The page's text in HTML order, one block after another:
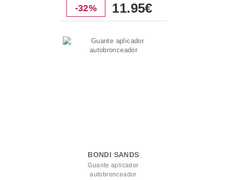
-32% 11.95€
BONDI SANDS
Guante aplicador
autobronceador